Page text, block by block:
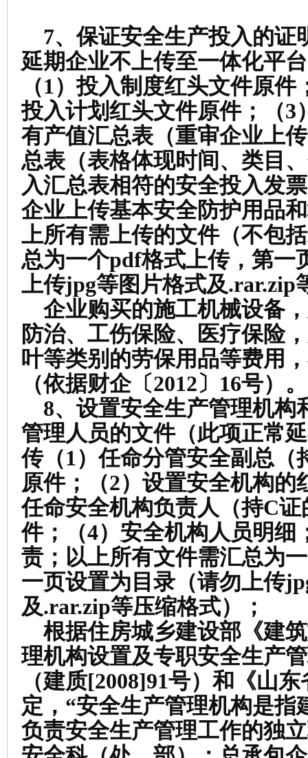
7、保证安全生产投入的证
延期企业不上传至一体化平
（1）投入制度红头文件原
投入计划红头文件原件；（3
有产值汇总表（重审企业上
总表（表格体现时间、类目
入汇总表相符的安全投入发
企业上传基本安全防护用品
上所有需上传的文件（不包
总为一个pdf格式上传，第一
上传jpg等图片格式及.rar.zip
企业购买的施工机械设备
防治、工伤保险、医疗保险
叶等类别的劳保用品等费用
（依据财企〔2012〕16号）。
8、设置安全生产管理机构
管理人员的文件（此项正常
传（1）任命分管安全副总（
原件；（2）设置安全机构的
任命安全机构负责人（持C
件；（4）安全机构人员明细
责；以上所有文件需汇总为
一页设置为目录（请勿上传
及.rar.zip等压缩格式）；
根据住房城乡建设部《建
理机构设置及专职安全生产
（建质[2008]91号）和《山
定，“安全生产管理机构是指
负责安全生产管理工作的独